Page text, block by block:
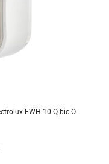
EWH 10 Q-bic O